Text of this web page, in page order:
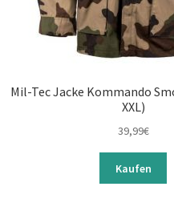
Mil-Tec Jacke Kommando
XXL)
39,99€
Kaufen